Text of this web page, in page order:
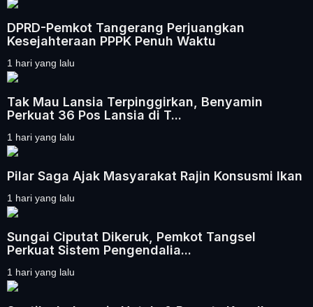
DPRD-Pemkot Tangerang Perjuangkan
Kesejahteraan PPPK Penuh Waktu
1 hari yang lalu
Tak Mau Lansia Terpinggirkan, Benyamin
Perkuat 36 Pos Lansia di T...
1 hari yang lalu
Pilar Saga Ajak Masyarakat Rajin Konsusmi Ikan
1 hari yang lalu
Sungai Ciputat Dikeruk, Pemkot Tangsel
Perkuat Sistem Pengendalia...
1 hari yang lalu